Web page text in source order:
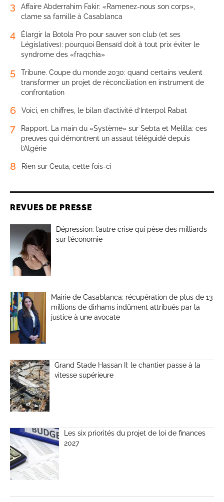
3
Affaire Abderrahim Fakir: «Ramenez-nous son corps»,
clame sa famille à Casablanca
4
Élargir la Botola Pro pour sauver son club (et ses
Législatives): pourquoi Bensaïd doit à tout prix éviter le
syndrome des «fraqchia»
5
Tribune. Coupe du monde 2030: quand certains veulent
transformer un projet de réconciliation en instrument de
confrontation
6 Voici, en chiffres, le bilan d’activité d’Interpol Rabat
7
Rapport. La main du «Système» sur Sebta et Melilla: ces
preuves qui démontrent un assaut téléguidé depuis
l’Algérie
8 Rien sur Ceuta, cette fois-ci
REVUES DE PRESSE
Dépression: l’autre crise qui pèse des milliards
sur l’économie
Mairie de Casablanca: récupération de plus de 13
millions de dirhams indûment attribués par la
justice à une avocate
Grand Stade Hassan II: le chantier passe à la
vitesse supérieure
Les six priorités du projet de loi de finances
2027